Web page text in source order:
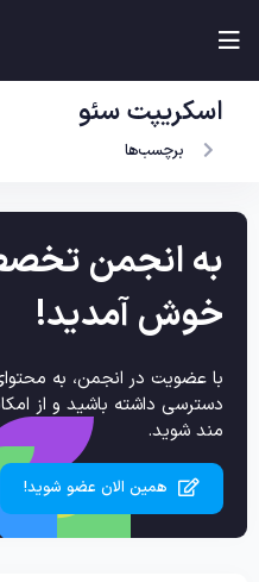
اسکریپت سئو
برچسب‌ها
به انجمن
خوش آمدید!
با عضویت در انجمن، به
دسترسی داشته باشید و از
مند شوید.
همین الان عضو شوید!